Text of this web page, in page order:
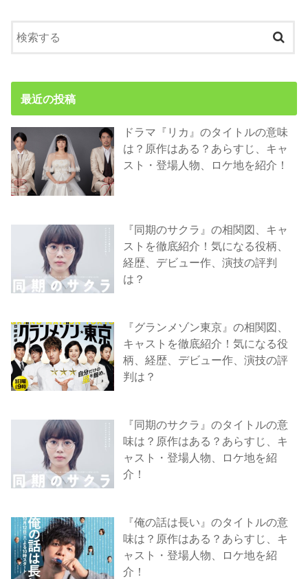
最近の投稿
ドラマ『リカ』のタイトルの意味
は？原作はある？あらすじ、キャ
スト・登場人物、ロケ地を紹介！
『同期のサクラ』の相関図、キャ
ストを徹底紹介！気になる役柄、
経歴、デビュー作、演技の評判
は？
『グランメゾン東京』の相関図、
キャストを徹底紹介！気になる役
柄、経歴、デビュー作、演技の評
判は？
『同期のサクラ』のタイトルの意
味は？原作はある？あらすじ、キ
ャスト・登場人物、ロケ地を紹
介！
『俺の話は長い』のタイトルの意
味は？原作はある？あらすじ、キ
ャスト・登場人物、ロケ地を紹
介！